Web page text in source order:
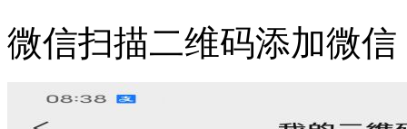
微信扫描二维码添加微信